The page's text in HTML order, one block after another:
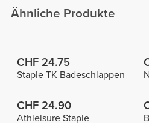
Ähnliche Produkte
CHF 24.75
Staple TK Badeschlappen
CHF 24.90
Athleisure Staple